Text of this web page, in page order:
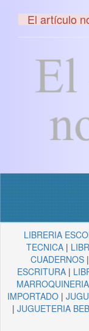
El artículo
LIBRERIA
TECNICA |
CUADERNOS|
ESCRITURA|
MARROQUINERIA
IMPORTADO|
| JUGUETERIA